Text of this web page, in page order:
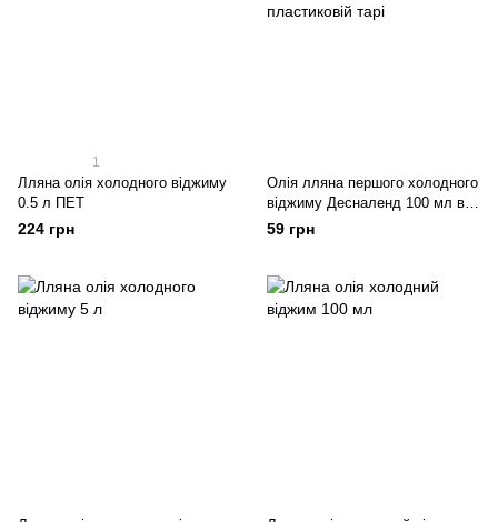
1
Лляна олія холодного віджиму
0.5 л ПЕТ
224 грн
Олія лляна першого холодного
віджиму Десналенд 100 мл в
пластиковій тарі
59 грн